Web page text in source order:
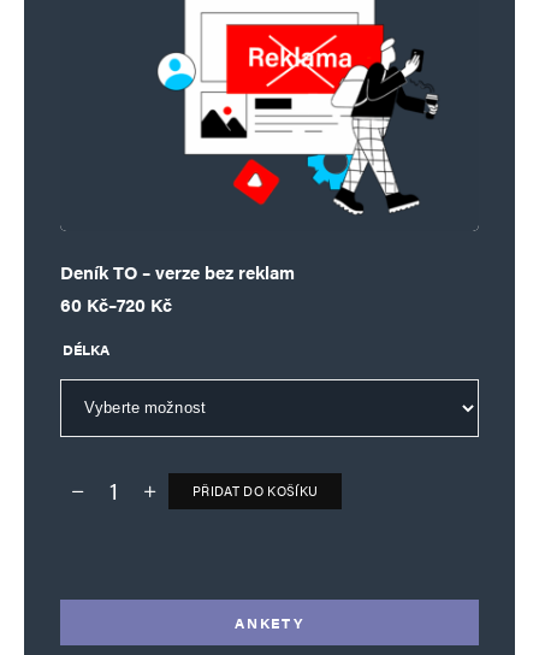
Deník TO – verze bez reklam
60 Kč–720 Kč
Rozpětí cen: 60 Kč až 720 Kč
DÉLKA
Deník TO – verze bez reklam množství
PŘIDAT DO KOŠÍKU
ANKETY